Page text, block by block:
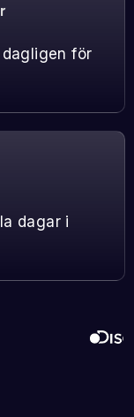
för
dagar i